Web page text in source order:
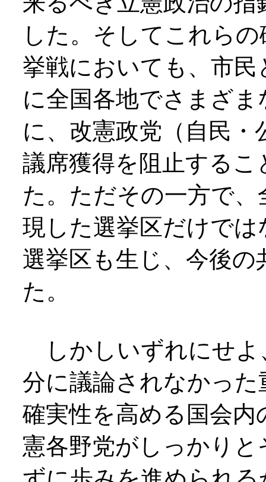
した。そしてこれら
挙戦においても、市
に全国各地でさまざ
に、改憲政党（自民
議席獲得を阻止する
た。ただその一方で
現した選挙区だけで
選挙区も生じ、今後
た。
しかしいずれにせよ
分に議論されなかっ
確実性を高める国会
憲各野党がしっかり